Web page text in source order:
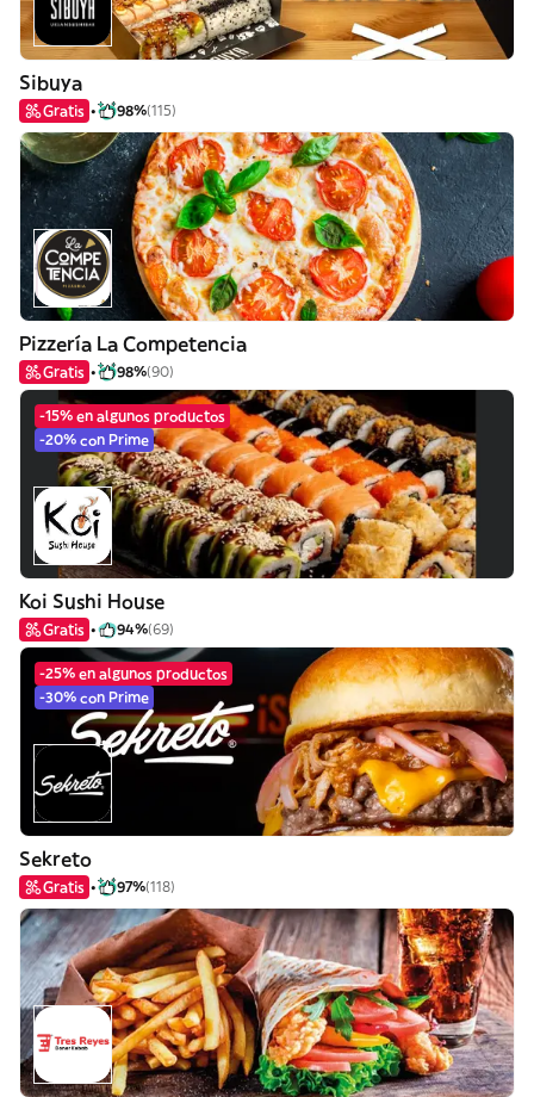
Sibuya
Gratis 98%(115)
Pizzería La Competencia
Gratis 98%(90)
-15% en algunos productos
-20% con Prime
Koi Sushi House
Gratis 94%(69)
-25% en algunos productos
-30% con Prime
Sekreto
Gratis 97%(118)